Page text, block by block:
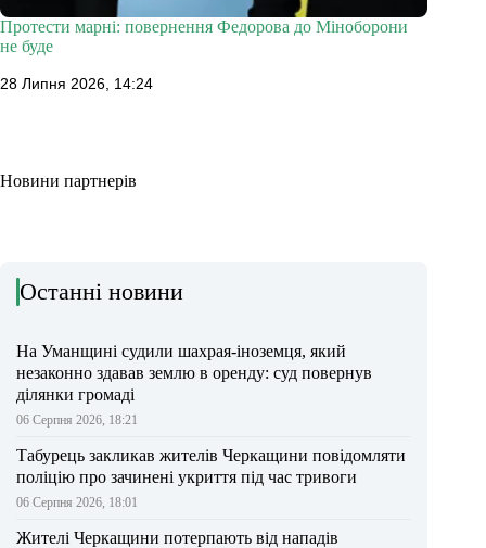
Протести марні: повернення Федорова до Міноборони
не буде
28 Липня 2026, 14:24
Новини партнерів
Останні новини
На Уманщині судили шахрая-іноземця, який
незаконно здавав землю в оренду: суд повернув
ділянки громаді
06 Серпня 2026, 18:21
Табурець закликав жителів Черкащини повідомляти
поліцію про зачинені укриття під час тривоги
06 Серпня 2026, 18:01
Жителі Черкащини потерпають від нападів